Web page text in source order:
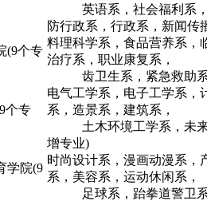
英语系，社会福利系，
防行政系，行政系，新闻传
(9个专
料理科学系，食品营养系，
治疗系，职业康复系，
齿卫生系，紧急救助系
个专
电气工学系，电子工学系，
系，造景系，建筑系，
土木环境工学系，未来
增专业)
学院(9
时尚设计系，漫画动漫系，
系，美容系，运动休闲系，
足球系，跆拳道警卫系